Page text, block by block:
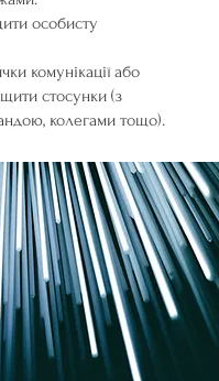
особисту
комунікації або
стосунки (з
колегами тощо).